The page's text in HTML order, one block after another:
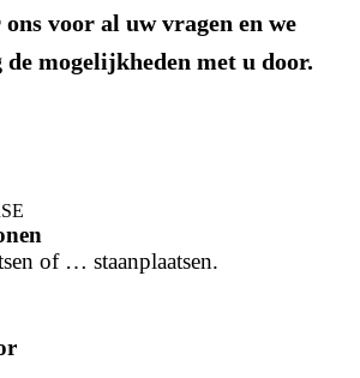
voor al uw vragen en we
de mogelijkheden met u door.
of … staanplaatsen.